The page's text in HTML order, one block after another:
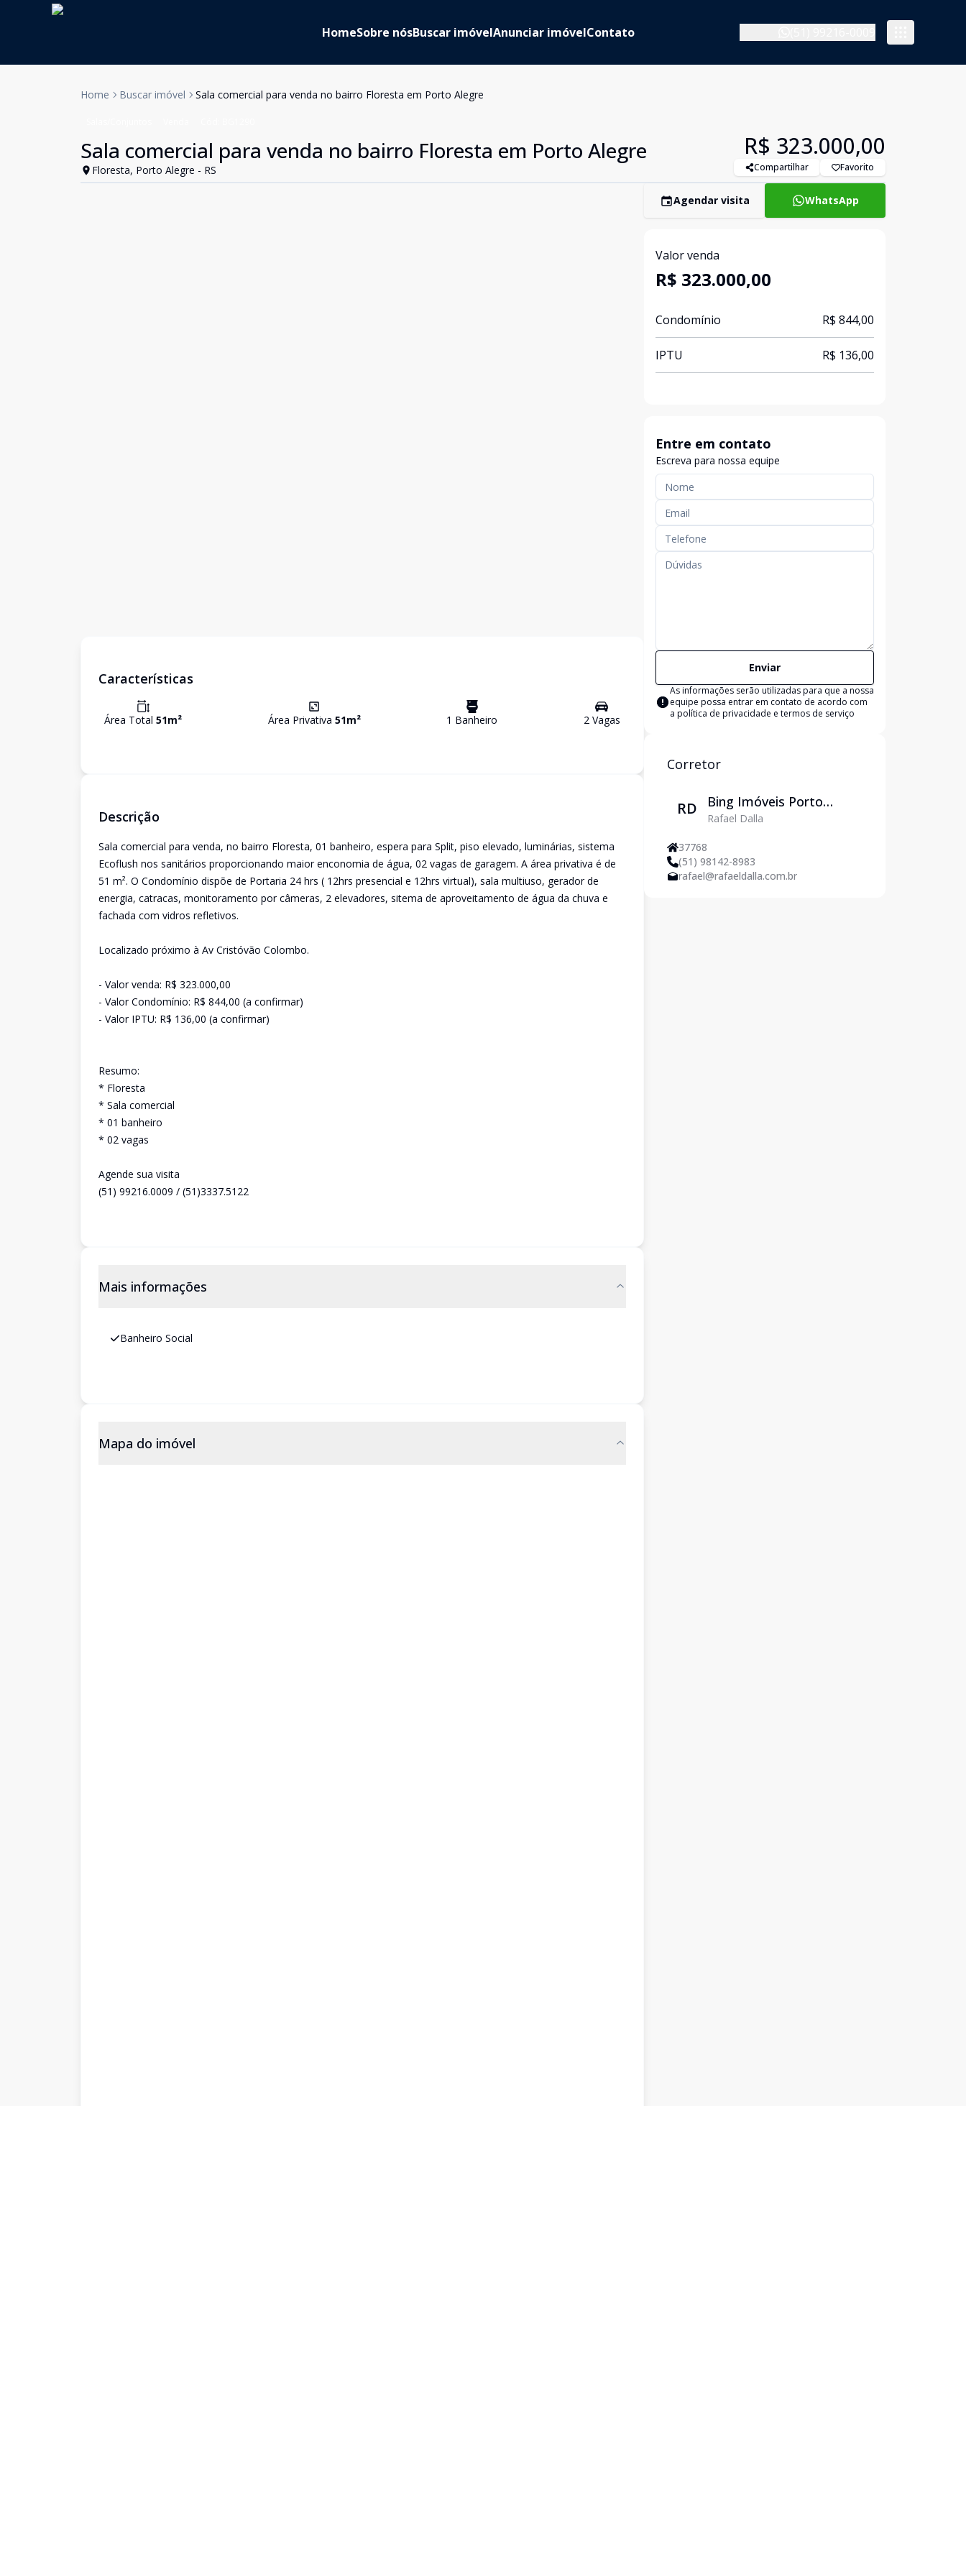
HomeSobre nósBuscar imóvelAnunciar imóvelContato
Home Buscar imóvel Sala comercial para venda no bairro Floresta em Porto Alegre
Sala comercial para venda no bairro Floresta em Porto Alegre
Floresta, Porto Alegre - RS
R$ 323.000,00
Compartilhar Favorito
Características
Área Total 51m² Área Privativa 51m² 1 Banheiro 2Vagas
Descrição
Sala comercial para venda, no bairro Floresta, 01 banheiro, espera para Split, piso elevado, luminárias, sistema
Ecoflush nos sanitários proporcionando maior enconomia de água, 02 vagas de garagem. A área privativa é de
51 m². O Condomínio dispõe de Portaria 24 hrs ( 12hrs presencial e 12hrs virtual), sala multiuso, gerador de
energia, catracas, monitoramento por câmeras, 2 elevadores, sitema de aproveitamento de água da chuva e
fachada com vidros refletivos.
Localizado próximo à Av Cristóvão Colombo.
- Valor venda: R$ 323.000,00
- Valor Condomínio: R$ 844,00 (a confirmar)
- Valor IPTU: R$ 136,00 (a confirmar)
Resumo:
* Floresta
* Sala comercial
* 01 banheiro
* 02 vagas
Agende sua visita
(51) 99216.0009 / (51)3337.5122
Mais informações
Banheiro Social
Mapa do imóvel
Agendar visita WhatsApp
Valor venda
R$ 323.000,00
Condomínio R$ 844,00
IPTU R$ 136,00
Entre em contato
Escreva para nossa equipe
Enviar
As informações serão utilizadas para que a nossa
equipe possa entrar em contato de acordo com
a política de privacidade e termos de serviço
Corretor
RD
Bing Imóveis Porto
Alegre
Rafael Dalla
37768
(51) 98142-8983
rafael@rafaeldalla.com.br